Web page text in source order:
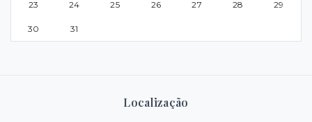
23 24 25 26 27 28 29
30 31
Localização